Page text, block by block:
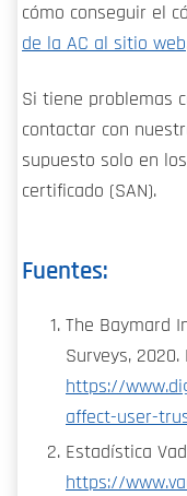
cómo conseguir el
de la AC al sitio web
Si tiene problemas
contactar con
supuesto solo en
certificado (SAN).
Fuentes:
The Baymard
Surveys,
https://
affect-user-
Estadística
https://